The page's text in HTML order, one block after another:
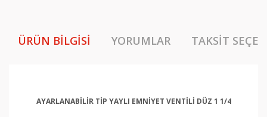
ÜRÜN BILGISI YORUMLAR TAKSIT
AYARLANABİLİR TİP YAYLI EMNİYET VENTİLİ DÜZ 1 1/4